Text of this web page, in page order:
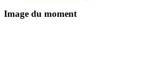
Image du moment